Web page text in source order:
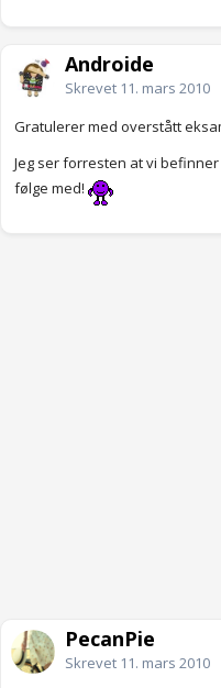
Androide
Skrevet 11. mars 2010
Gratulerer med overstått
Jeg ser forresten at vi
følge med!
PecanPie
Skrevet 11. mars 2010